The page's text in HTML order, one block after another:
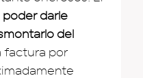
poder darle
del
factura por